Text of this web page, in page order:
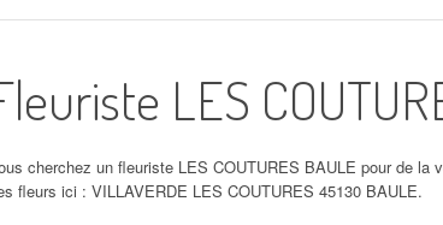
LES
cherchez un fleuriste LES COUTURES BAULE pour de
fleurs ici : VILLAVERDE LES COUTURES 45130 BAULE.